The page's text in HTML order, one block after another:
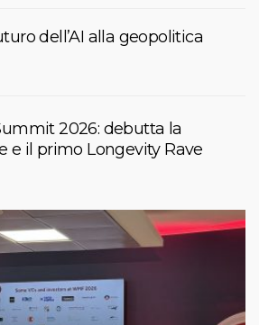
dell’AI alla geopolitica
2026: debutta la
e il primo Longevity Rave